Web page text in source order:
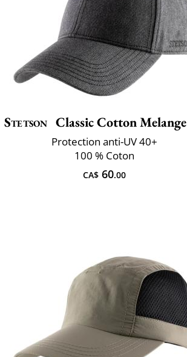
Stetson Classic Cotton Melange Cap
Protection anti-UV 40+
100 % Coton
CA$ 60.00